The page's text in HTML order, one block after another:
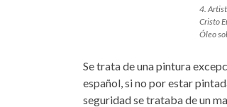
4.
Cristo
Óleo
Se trata de una pintura
español, si no por estar
seguridad se trataba de un